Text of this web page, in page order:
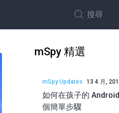
搜尋
mSpy 精選
mSpy Updates 13 4 月,
如何在孩子的
個簡單步驟